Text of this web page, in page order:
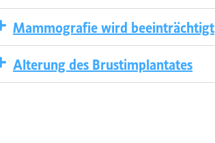
Mammografie wird beeinträchtigt
Alterung des Brustimplantates